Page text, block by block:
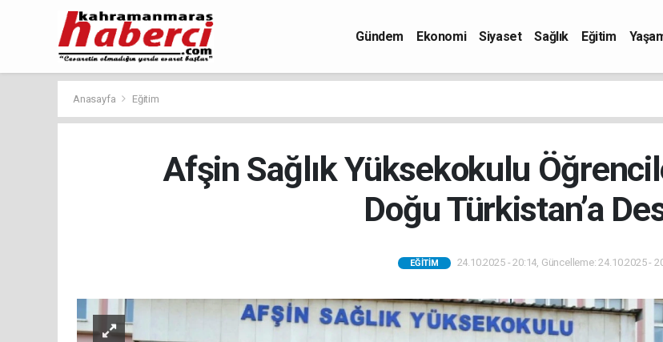
Gündem Ekonomi Siyaset Sağlık Eğitim
Anasayfa Eğitim
Afşin Sağlık Yüksekokulu
Doğu Türkistan’a
EĞITIM 24.10.2025 - 20:14, Güncelleme: 24.10.2025 -